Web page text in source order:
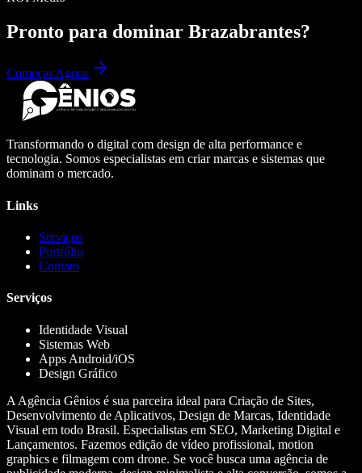
Pronto para dominar Brazabrantes?
Começar Agora
Transformando o digital com design de alta performance e
tecnologia. Somos especialistas em criar marcas e sistemas que
dominam o mercado.
Links
Serviços
Portfólio
Contato
Serviços
Identidade Visual
Sistemas Web
Apps Android/iOS
Design Gráfico
A Agência Gênios é sua parceira ideal para Criação de Sites,
Desenvolvimento de Aplicativos, Design de Marcas, Identidade
Visual em todo Brasil. Especialistas em SEO, Marketing Digital e
Lançamentos. Fazemos edição de vídeo profissional, motion
graphics e filmagem com drone. Se você busca uma agência de